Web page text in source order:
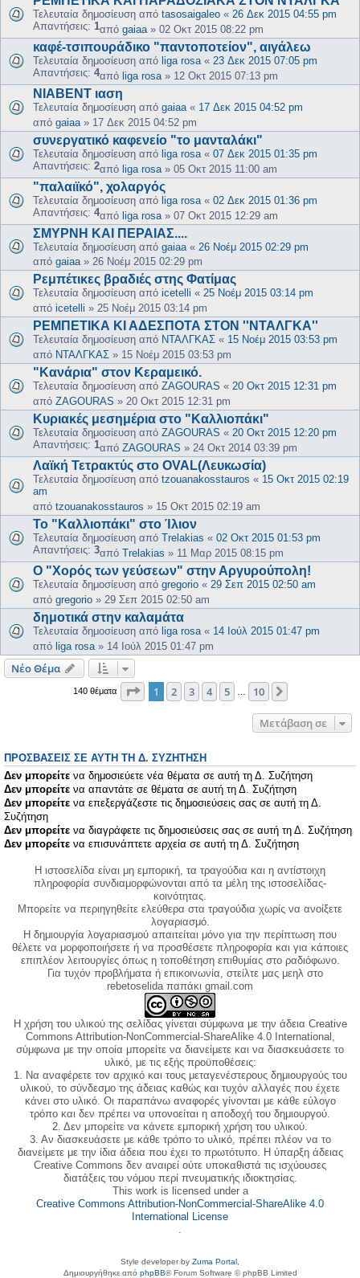
Τελευταία δημοσίευση από tasosaigaleo « 26 Δεκ 2015 04:55 pm
Απαντήσεις: 1από gaiaa » 02 Οκτ 2015 08:22 pm
καφέ-τσιπουράδικο "παντοποτείον", αιγάλεω
Τελευταία δημοσίευση από liga rosa « 23 Δεκ 2015 07:05 pm
Απαντήσεις: 4από liga rosa » 12 Οκτ 2015 07:13 pm
ΝΙΑΒΕΝΤ ιαση
Τελευταία δημοσίευση από gaiaa « 17 Δεκ 2015 04:52 pm
από gaiaa » 17 Δεκ 2015 04:52 pm
συνεργατικό καφενείο "το μανταλάκι"
Τελευταία δημοσίευση από liga rosa « 07 Δεκ 2015 01:35 pm
Απαντήσεις: 2από liga rosa » 05 Οκτ 2015 11:00 am
"παλαιϊκό", χολαργός
Τελευταία δημοσίευση από liga rosa « 02 Δεκ 2015 01:36 pm
Απαντήσεις: 4από liga rosa » 07 Οκτ 2015 12:29 am
ΣΜΥΡΝΗ ΚΑΙ ΠΕΡΑΙΑΣ....
Τελευταία δημοσίευση από gaiaa « 26 Νοέμ 2015 02:29 pm
από gaiaa» 26 Νοέμ 2015 02:29 pm
Ρεμπέτικες βραδιές στης Φατίμας
Τελευταία δημοσίευση από icetelli « 25 Νοέμ 2015 03:14 pm
από icetelli » 25 Νοέμ 2015 03:14 pm
ΡΕΜΠΕΤΙΚΑ ΚΙ ΑΔΕΣΠΟΤΑ ΣΤΟΝ ''ΝΤΑΛΓΚΑ''
Τελευταία δημοσίευση από ΝΤΑΛΓΚΑΣ « 15 Νοέμ 2015 03:53 pm
από ΝΤΑΛΓΚΑΣ » 15 Νοέμ 2015 03:53 pm
"Κανάρια" στον Κεραμεικό.
Τελευταία δημοσίευση από ZAGOURAS « 20 Οκτ 2015 12:31 pm
από ZAGOURAS » 20 Οκτ 2015 12:31 pm
Κυριακές μεσημέρια στο "Καλλιοπάκι"
Τελευταία δημοσίευση από ZAGOURAS « 20 Οκτ 2015 12:20 pm
Απαντήσεις: 1από ZAGOURAS » 24 Οκτ 2014 03:39 pm
Λαϊκή Τετρακτύς στο OVAL(Λευκωσία)
Τελευταία δημοσίευση από tzouanakosstauros « 15 Οκτ 2015 02:19
am
από tzouanakosstauros » 15 Οκτ 2015 02:19 am
Το "Καλλιοπάκι" στο Ίλιον
Τελευταία δημοσίευση από Trelakias « 02 Οκτ 2015 01:53 pm
Απαντήσεις: 3από Trelakias » 11 Μαρ 2015 08:15 pm
Ο "Χορός των γεύσεων" στην Αργυρούπολη!
Τελευταία δημοσίευση από gregorio « 29 Σεπ 2015 02:50 am
από gregorio » 29 Σεπ 2015 02:50 am
δημοτικά στην καλαμάτα
Τελευταία δημοσίευση από liga rosa« 14 Ιούλ 2015 01:47 pm
από liga rosa» 14 Ιούλ 2015 01:47 pm
Νέο Θέμα
140 θέματα Σελίδα από10
1 2 3 4 5 10
Μετάβαση σε
ΠΡΟΣΒΆΣΕΙΣ ΣΕ ΑΥΤΉ ΤΗ Δ. ΣΥΖΉΤΗΣΗ
Δεν μπορείτε να δημοσιεύετε νέα θέματα σε αυτή τη Δ. Συζήτηση
Δεν μπορείτε να απαντάτε σε θέματα σε αυτή τη Δ. Συζήτηση
Δεν μπορείτε να επεξεργάζεστε τις δημοσιεύσεις σας σε αυτή τη Δ.
Συζήτηση
Δεν μπορείτε να διαγράφετε τις δημοσιεύσεις σας σε αυτή τη Δ. Συζήτηση
Δεν μπορείτε να επισυνάπτετε αρχεία σε αυτή τη Δ. Συζήτηση
Η ιστοσελίδα είναι μη εμπορική, τα τραγούδια και η αντίστοιχη
πληροφορία συνδιαμορφώνονται από τα μέλη της ιστοσελίδας-
κοινότητας.
Μπορείτε να περιηγηθείτε ελεύθερα στα τραγούδια χωρίς να ανοίξετε
λογαριασμό.
Η δημιουργία λογαριασμού απαιτείται μόνο για την περίπτωση που
θέλετε να μορφοποιήσετε ή να προσθέσετε πληροφορία και για κάποιες
επιπλέον λειτουργίες όπως η τοποθέτηση επιθυμίας στο ραδιόφωνο.
Για τυχόν προβλήματα ή επικοινωνία, στείλτε μας μεηλ στο
rebetoselida παπάκι gmail.com
Η χρήση του υλικού της σελίδας γίνεται σύμφωνα με την άδεια Creative
Commons Attribution-NonCommercial-ShareAlike 4.0 International,
σύμφωνα με την οποία μπορείτε να διανείμετε και να διασκευάσετε το
υλικό, με τις εξής προϋποθέσεις:
1. Να αναφέρετε τον αρχικό και τους μεταγενέστερους δημιουργούς του
υλικού, το σύνδεσμο της άδειας καθώς και τυχόν αλλαγές που έχετε
κάνει στο υλικό. Οι παραπάνω αναφορές γίνονται με κάθε εύλογο
τρόπο και δεν πρέπει να υπονοείται η αποδοχή του δημιουργού.
2. Δεν μπορείτε να κάνετε εμπορική χρήση του υλικού.
3. Αν διασκευάσετε με κάθε τρόπο το υλικό, πρέπει πλέον να το
διανείμετε με την ίδια άδεια που έχει το πρωτότυπο. Η ύπαρξη άδειας
Creative Commons δεν αναιρεί ούτε υποκαθιστά τις ισχύουσες
διατάξεις του νόμου περί πνευματικής ιδιοκτησίας.
This work is licensed under a
Creative Commons Attribution-NonCommercial-ShareAlike 4.0
International License
Style developer by Zuma Portal
Δημιουργήθηκε από phpBB® Forum Software © phpBB Limited